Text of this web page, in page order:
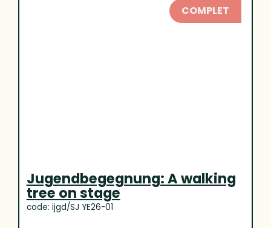
COMPLET
Jugendbegegnung: A walking
tree on stage
code: ijgd/SJ YE26-01